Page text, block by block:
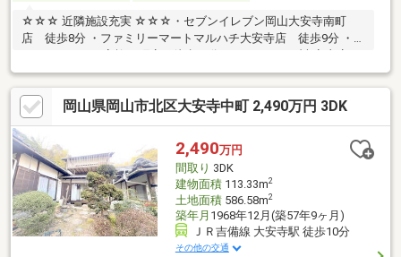
☆☆☆ 近隣施設充実 ☆☆☆・セブンイレブン岡山大安寺南町
店 徒歩8分 ・ファミリーマートマルハチ大安寺店 徒歩9分 ・フ
徒歩10分・業務スーパーエブリイ／ザグザグ大安寺店 徒歩11
分・くすりのレデイ西崎店 徒歩10分・ケーズデンキ岡山大安寺
店 徒歩13分・岡山西崎郵便局 徒歩9分・大野小学校 徒歩7分
HPからのネット予約、お電話でのご予約を随時承っております！
リフォームのお見積りもお気軽にご用命ください。スタッフ一同
心よりお待ちしております♪TEL◆086-222-0018
岡山県岡山市北区大安寺中町 2,490万円 3DK
2,490万円
間取り 3DK
建物面積113.33m2
土地面積586.58m2
築年月 1968年12月(築57年9ヶ月)
ＪＲ吉備線 大安寺駅 徒歩10分
その他の交通